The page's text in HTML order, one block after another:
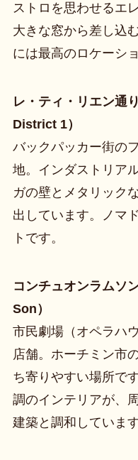
ストロを思わせるエ
大きな窓から差し込
には最高のロケーシ
レ・ティ・リエン通
District 1）
バックパッカー街の
地。インダストリア
ガの壁とメタリック
出しています。ノマ
トです。
コンチュオンラムソ
Son）
市民劇場（オペラハ
店舗。ホーチミン市
ち寄りやすい場所で
調のインテリアが、
建築と調和しています